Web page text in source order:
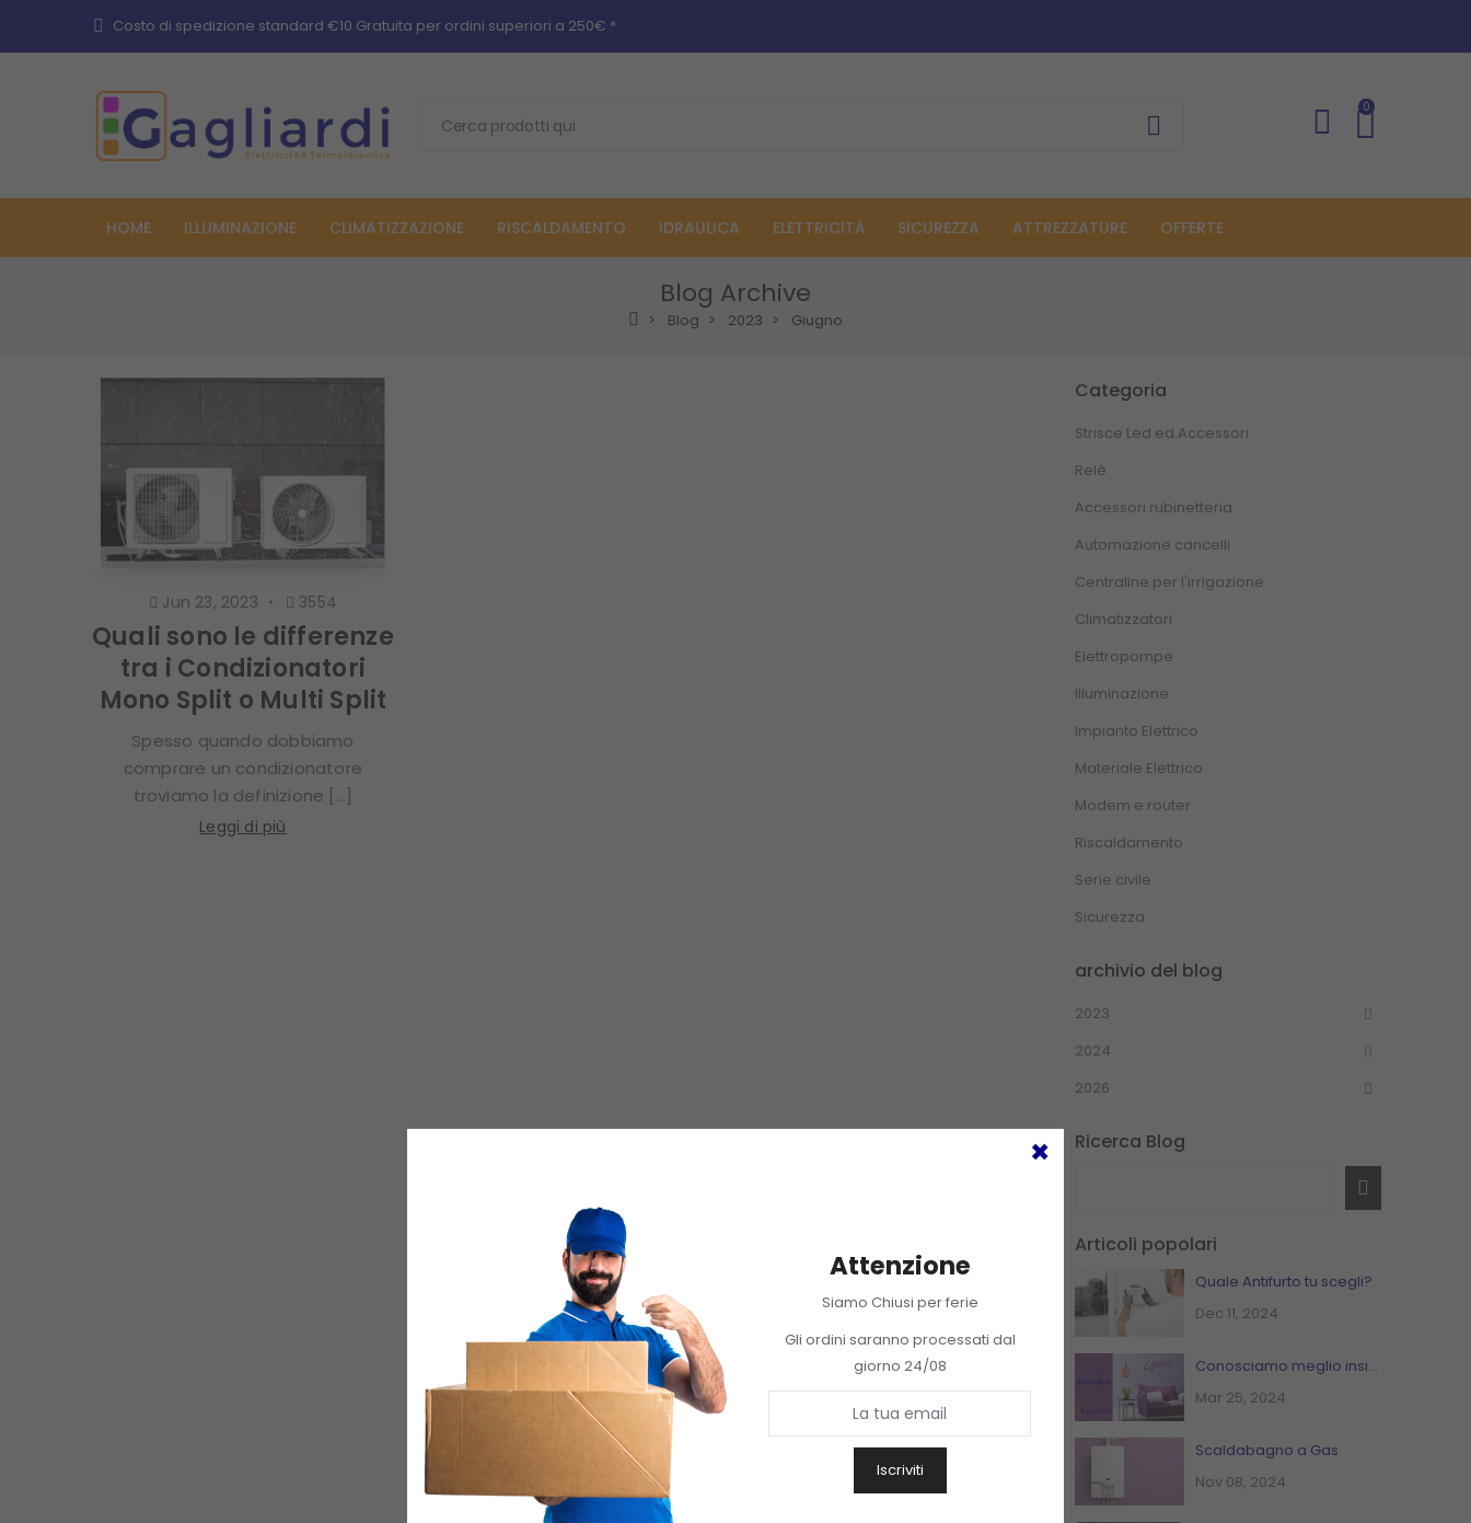
Costo di spedizione standard €10 Gratuita per ordini superiori a 250€ *
0
HOME ILLUMINAZIONE CLIMATIZZAZIONE RISCALDAMENTO IDRAULICA ELETTRICITÀ SICUREZZA ATTREZZATURE OFFERTE
Blog Archive
Blog 2023 Giugno
Jun 23, 2023 3554
Quali sono le differenze
tra i Condizionatori
Mono Split o Multi Split
Spesso quando dobbiamo
comprare un condizionatore
troviamo la definizione [...]
Leggi di più
Categoria
Strisce Led ed Accessori
Relè
Accessori rubinetteria
Automazione cancelli
Centraline per l'irrigazione
Climatizzatori
Elettropompe
Illuminazione
Impianto Elettrico
Materiale Elettrico
Modem e router
Riscaldamento
Serie civile
Sicurezza
archivio del blog
2023
2024
2026
Ricerca Blog
Articoli popolari
Quale Antifurto tu scegli?
Dec 11, 2024
Conosciamo meglio insieme le Lampade Decorative
Mar 25, 2024
Scaldabagno a Gas
Nov 08, 2024
Attenzione
Siamo Chiusi per ferie
Gli ordini saranno processati dal
giorno 24/08
Iscriviti